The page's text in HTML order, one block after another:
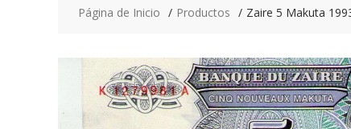
Página de Inicio Productos Zaire 5 Makuta